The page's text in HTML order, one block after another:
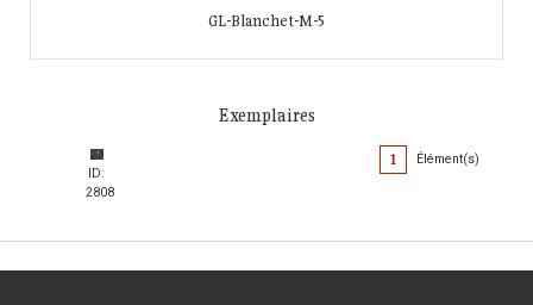
GL-Blanchet-M-5
Exemplaires
ID:
2808
1 Élément(s)